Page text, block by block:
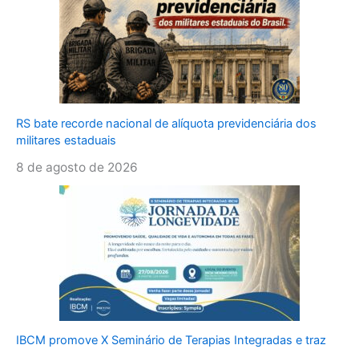
RS bate recorde nacional de alíquota previdenciária dos
militares estaduais
8 de agosto de 2026
IBCM promove X Seminário de Terapias Integradas e traz